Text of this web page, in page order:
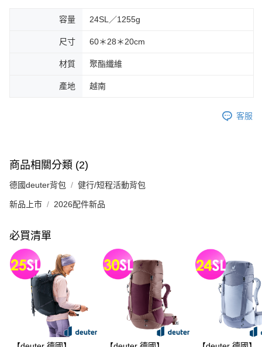
容量 24SL／1255g
尺寸 60＊28＊20cm
材質 聚酯纖維
產地 越南
客服
商品相關分類 (2)
德國deuter背包 健行/短程活動背包
新品上市 2026配件新品
必買清單